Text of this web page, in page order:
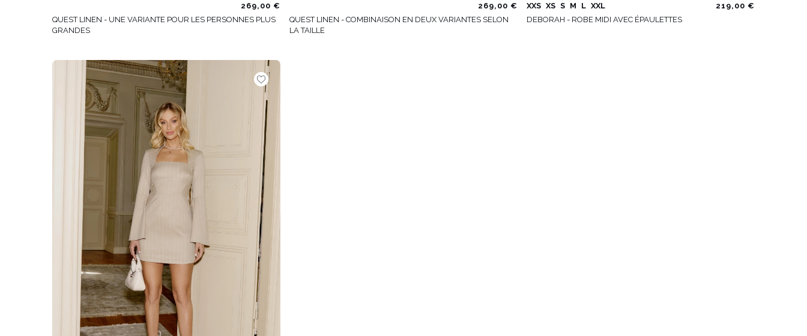
269,00 €
QUEST LINEN - UNE VARIANTE POUR LES PERSONNES PLUS
GRANDES
269,00 €
QUEST LINEN - COMBINAISON EN DEUX VARIANTES SELON
LA TAILLE
XXS XS S M L XXL
219,00 €
DEBORAH - ROBE MIDI AVEC ÉPAULETTES